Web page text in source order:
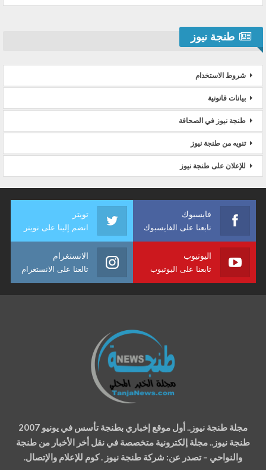
طنجة نيوز
شروط الاستخدام
بيانات قانونية
طنجة نيوز في الصحافة
تنويه من طنجة نيوز
للإعلان على طنجة نيوز
فايسبوك
تابعنا على الفايسبوك
تويتر
انضم إلينا على تويتر
اليوتيوب
تابعنا على اليوتيوب
الانستغرام
تالعنا على الانستغرام
مجلة طنجة نيوز.. أول موقع إخباري بطنجة تأسس في يونيو 2007
طنجة نيوز.. مجلة إلكترونية متخصصة في نقل أخر الأخبار من طنجة
والنواحي – تصدر عن: شركة طنجة نيوز . كوم للإعلام والإتصال.